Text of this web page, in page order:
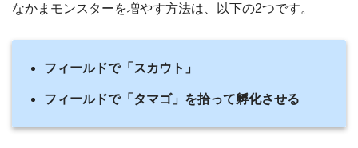
なかまモンスターを増やす方法は、以下の2つです。
フィールドで「スカウト」
フィールドで「タマゴ」を拾って孵化させる